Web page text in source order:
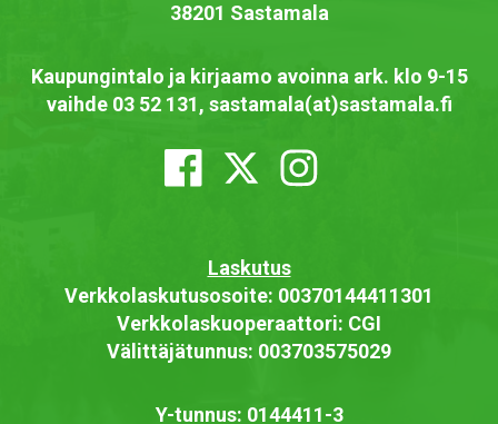
38201 Sastamala
Kaupungintalo ja kirjaamo avoinna ark. klo 9-15
vaihde 03 52 131, sastamala(at)sastamala.fi
Laskutus
Verkkolaskutusosoite: 00370144411301
Verkkolaskuoperaattori: CGI
Välittäjätunnus: 003703575029
Y-tunnus: 0144411-3